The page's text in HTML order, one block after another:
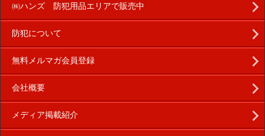
㈱ハンズ 防犯用品エリアで販売中
防犯について
無料メルマガ会員登録
会社概要
メディア掲載紹介